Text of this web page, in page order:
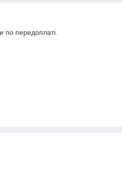
по передоплаті.